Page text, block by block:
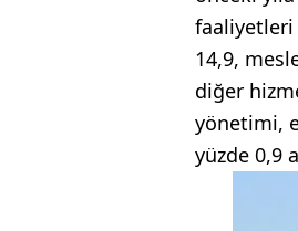
faaliyetleri
14,9,
diğer
yönetimi,
yüzde 0,9